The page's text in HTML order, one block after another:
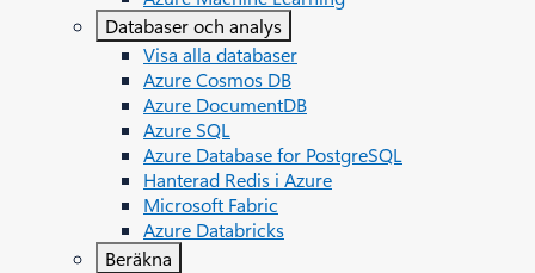
Databaser och analys
Visa alla databaser
Azure Cosmos DB
Azure DocumentDB
Azure SQL
Azure Database for PostgreSQL
Hanterad Redis i Azure
Microsoft Fabric
Azure Databricks
Beräkna